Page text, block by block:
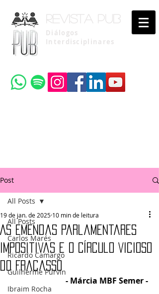
Revista pub
Diálogos
Interdisciplinares
Post
All Posts
Carlos Marés
Ricardo Camargo
Guilherme Purvin
Ibraim Rocha
All Posts
As Emendas Parlamentares
Impositivas e o Círculo Vicioso
do Fracasso
19 de jan. de 2025 10 min de leitura
- Márcia MBF Semer -